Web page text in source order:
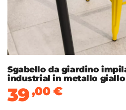
Sgabello da giardino
industrial in metallo giallo
39,00€